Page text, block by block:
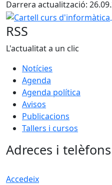
−
Darrera actualització:
Cartell curs d'informàtica
RSS
L'actualitat a un clic
Notícies
Agenda
Agenda política
Avisos
Publicacions
Tallers i cursos
Adreces i telèfons
Accedeix